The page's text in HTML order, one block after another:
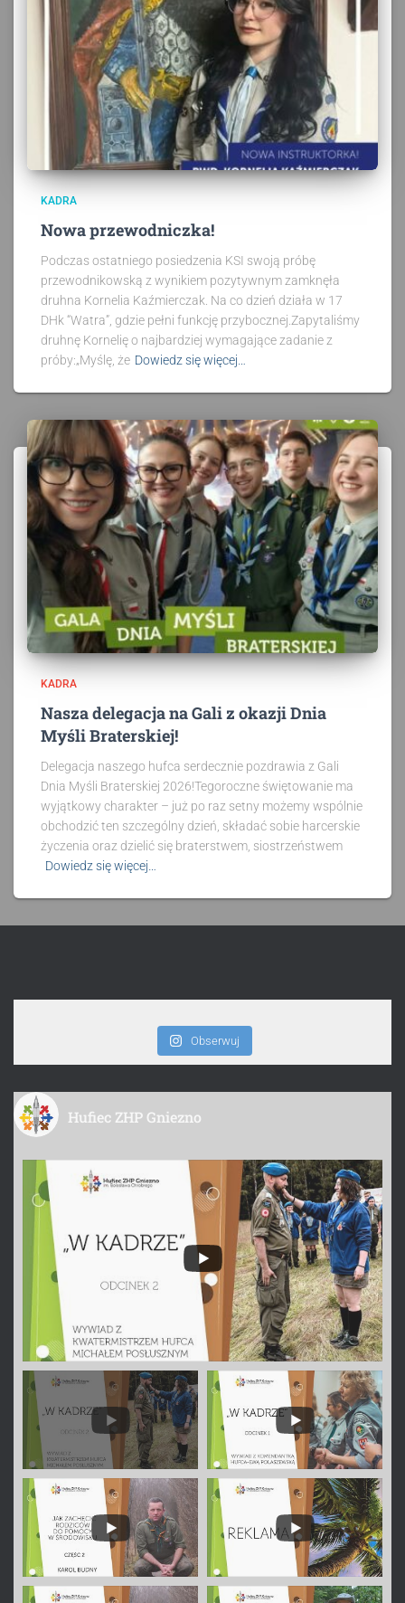
KADRA
Nowa przewodniczka!
Podczas ostatniego posiedzenia KSI swoją próbę
przewodnikowską z wynikiem pozytywnym zamknęła
druhna Kornelia Kaźmierczak. Na co dzień działa w 17
DHk “Watra”, gdzie pełni funkcję przybocznej.Zapytaliśmy
druhnę Kornelię o najbardziej wymagające zadanie z
próby:„Myślę, że Dowiedz się więcej…
KADRA
Nasza delegacja na Gali z okazji Dnia
Myśli Braterskiej!
Delegacja naszego hufca serdecznie pozdrawia z Gali
Dnia Myśli Braterskiej 2026!Tegoroczne świętowanie ma
wyjątkowy charakter – już po raz setny możemy wspólnie
obchodzić ten szczególny dzień, składać sobie harcerskie
życzenia oraz dzielić się braterstwem, siostrzeństwem
Dowiedz się więcej…
Obserwuj
Hufiec ZHP Gniezno